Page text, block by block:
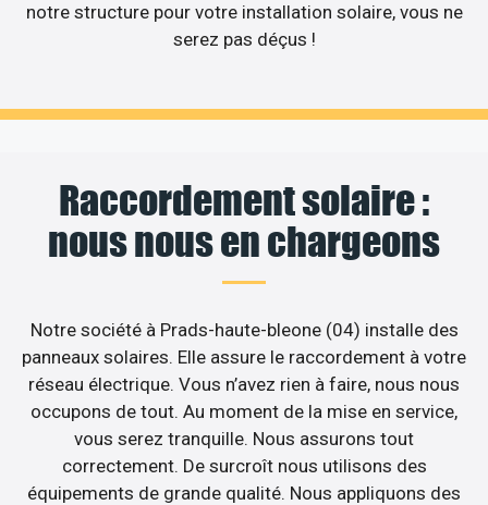
notre structure pour votre installation solaire, vous ne
serez pas déçus !
Raccordement solaire :
nous nous en chargeons
Notre société à Prads-haute-bleone (04) installe des
panneaux solaires. Elle assure le raccordement à votre
réseau électrique. Vous n’avez rien à faire, nous nous
occupons de tout. Au moment de la mise en service,
vous serez tranquille. Nous assurons tout
correctement. De surcroît nous utilisons des
équipements de grande qualité. Nous appliquons des